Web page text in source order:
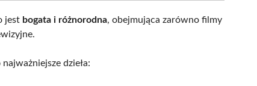
jest bogata i różnorodna, obejmująca zarówno filmy
dzieła: